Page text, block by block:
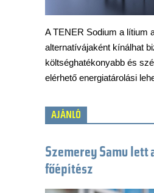
A TENER Sodium a lítium
alternatívájaként kínálhat
költséghatékonyabb és
elérhető energiatárolási
AJÁNLÓ
Szemerey Samu lett
főépítész